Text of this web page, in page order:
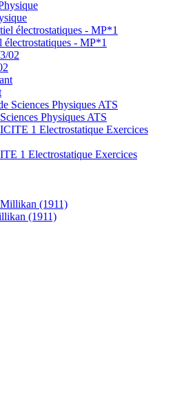
électrostatiques - MP*1
Physiques ATS
1 Electrostatique Exercices
(1911)